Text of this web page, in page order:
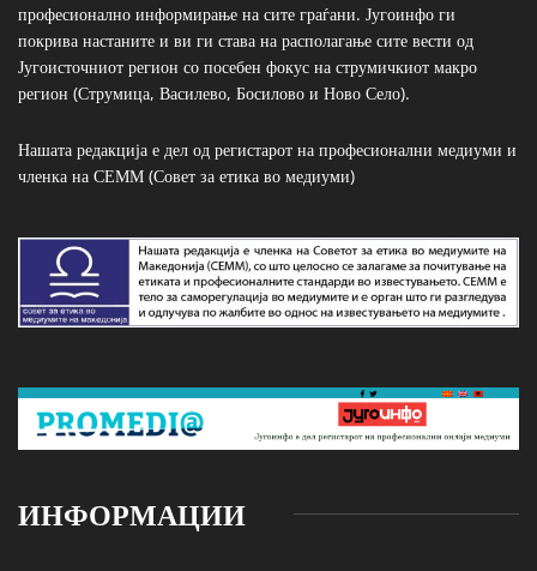
професионално информирање на сите граѓани. Југоинфо ги
покрива настаните и ви ги става на располагање сите вести од
Југоисточниот регион со посебен фокус на струмичкиот макро
регион (Струмица, Василево, Босилово и Ново Село).
Нашата редакција е дел од регистарот на професионални медиуми и
членка на СЕММ (Совет за етика во медиуми)
ИНФОРМАЦИИ